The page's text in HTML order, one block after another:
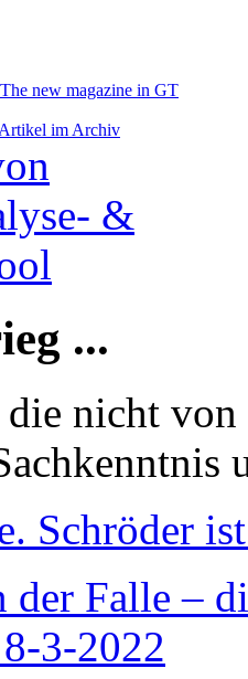
new magazine in GT
im Archiv
...
nicht
Schröder
der Falle –
3-2022